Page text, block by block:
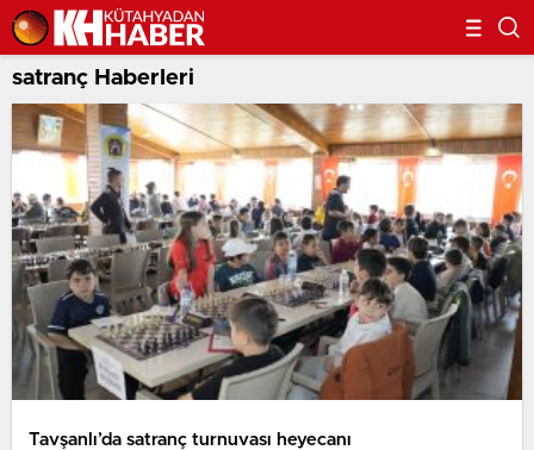
satranç Haberleri
Tavşanlı’da satranç turnuvası heyecanı